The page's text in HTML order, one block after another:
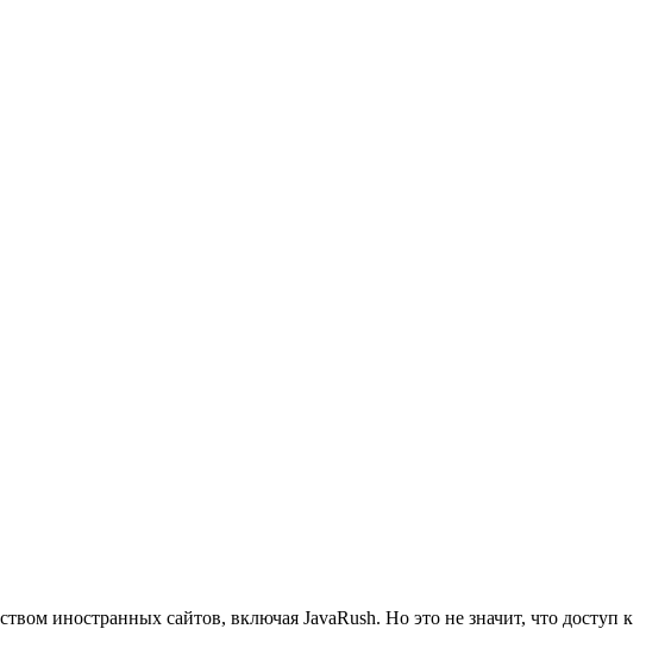
иностранных сайтов, включая JavaRush. Но это не значит, что доступ к